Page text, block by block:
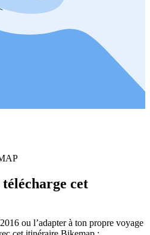
cet
ou l’adapter à ton propre voyage